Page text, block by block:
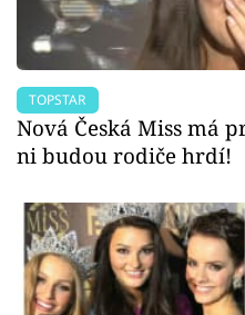
TOPSTAR
Nová Česká Miss má
ni budou rodiče hrdí!